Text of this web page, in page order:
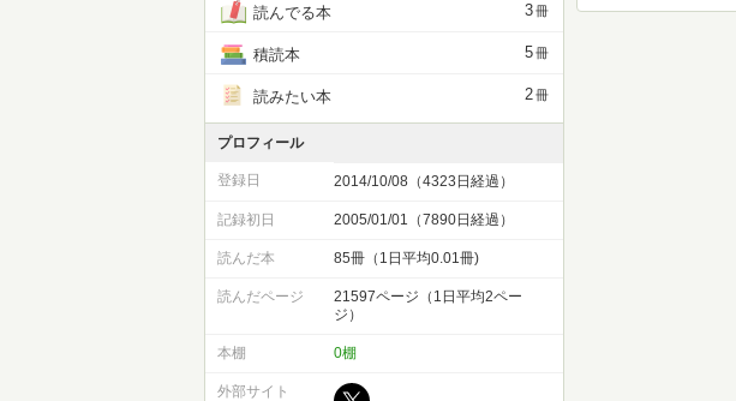
読んでる本 3冊
積読本 5冊
読みたい本 2冊
プロフィール
登録日 2014/10/08（4323日経過）
記録初日 2005/01/01（7890日経過）
読んだ本 85冊（1日平均0.01冊)
読んだページ
21597ページ（1日平均2ペー
ジ）
本棚 0棚
外部サイト